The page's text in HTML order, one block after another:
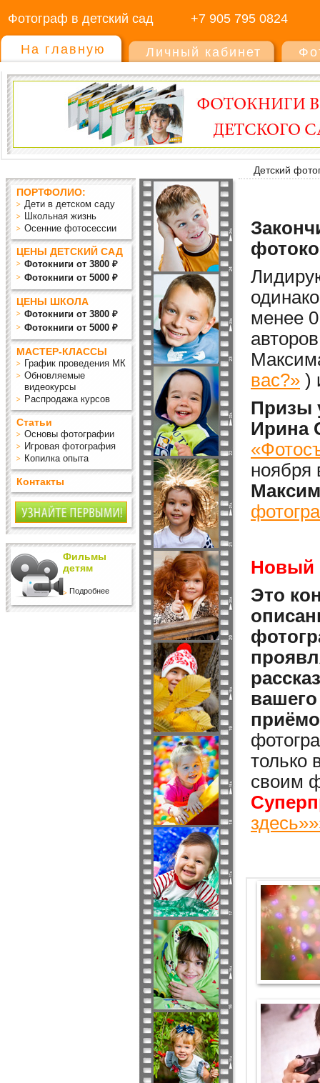
Фотограф в детский сад +7 905 795 0824
На главную Личный кабинет
Детский
ПОРТФОЛИО:
Дети в детском саду
Школьная жизнь
Осенние фотосессии
ЦЕНЫ ДЕТСКИЙ САД
Фотокниги от 3800 ₽
Фотокниги от 5000 ₽
ЦЕНЫ ШКОЛА
Фотокниги от 3800 ₽
Фотокниги от 5000 ₽
МАСТЕР-КЛАССЫ
График проведения МК
Обновляемые
видеокурсы
Распродажа курсов
Статьи
Основы фотографии
Игровая фотография
Копилка опыта
Контакты
Фильмы
детям
Подробнее
менее
авторов
вас?» )
Призы
Ирина
ноября
Новый
Это
только
своим